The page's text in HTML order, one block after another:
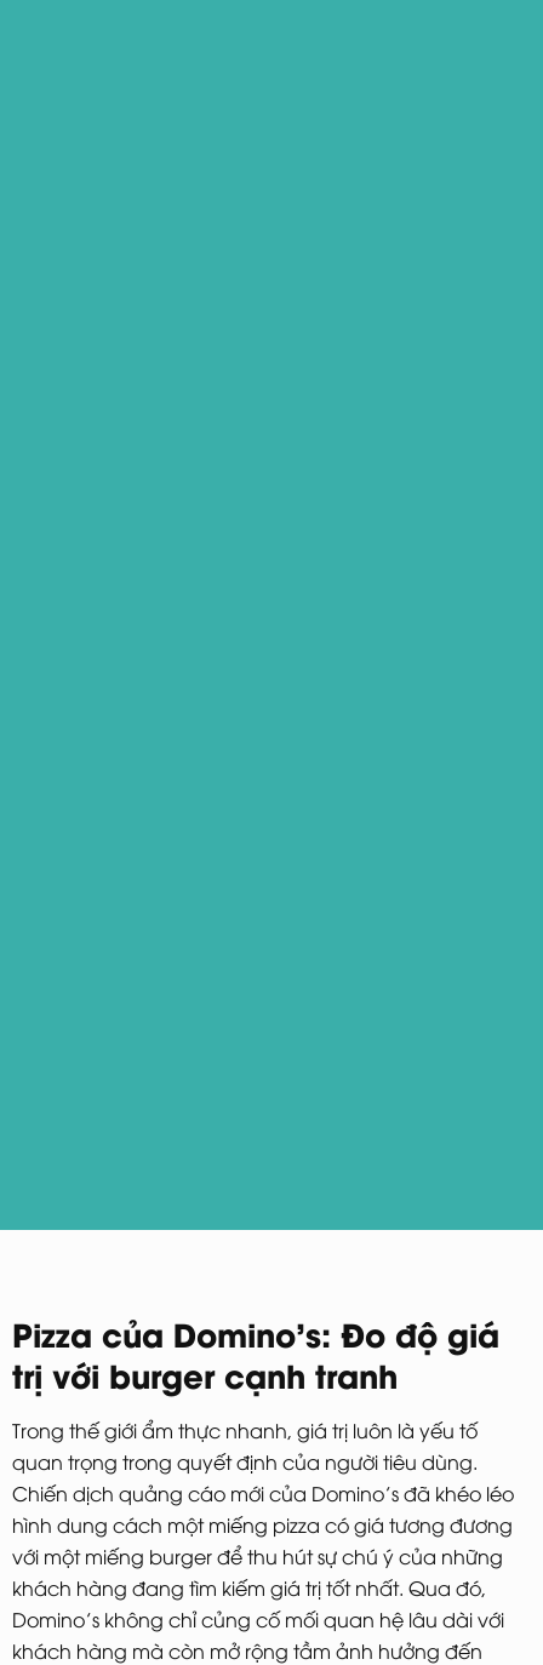
Pizza của Domino’s: Đo độ giá
trị với burger cạnh tranh
Trong thế giới ẩm thực nhanh, giá trị luôn là yếu tố
quan trọng trong quyết định của người tiêu dùng.
Chiến dịch quảng cáo mới của Domino’s đã khéo léo
hình dung cách một miếng pizza có giá tương đương
với một miếng burger để thu hút sự chú ý của những
khách hàng đang tìm kiếm giá trị tốt nhất. Qua đó,
Domino’s không chỉ củng cố mối quan hệ lâu dài với
khách hàng mà còn mở rộng tầm ảnh hưởng đến